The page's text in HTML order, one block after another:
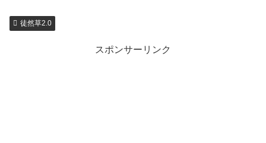
徒然草2.0
スポンサーリンク